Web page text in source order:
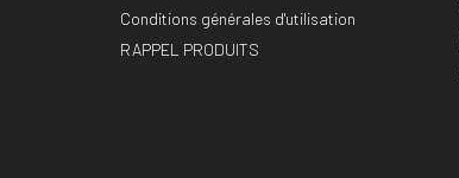
Conditions générales d'utilisation
RAPPEL PRODUITS